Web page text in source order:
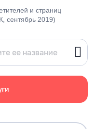
и страниц
сентябрь 2019)